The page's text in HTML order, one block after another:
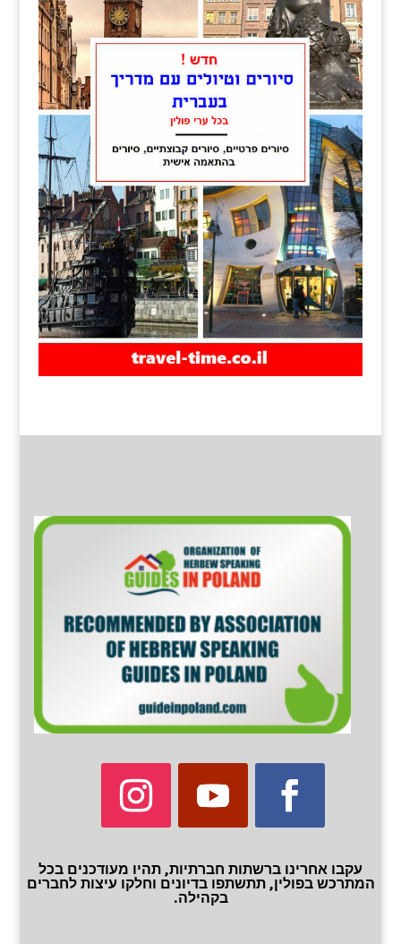
עקבו אחרינו ברשתות חברתיות, תהיו מעודכנים בכל
המתרכש בפולין, תתשתפו בדיונים וחלקו עיצות לחברים
בקהילה.